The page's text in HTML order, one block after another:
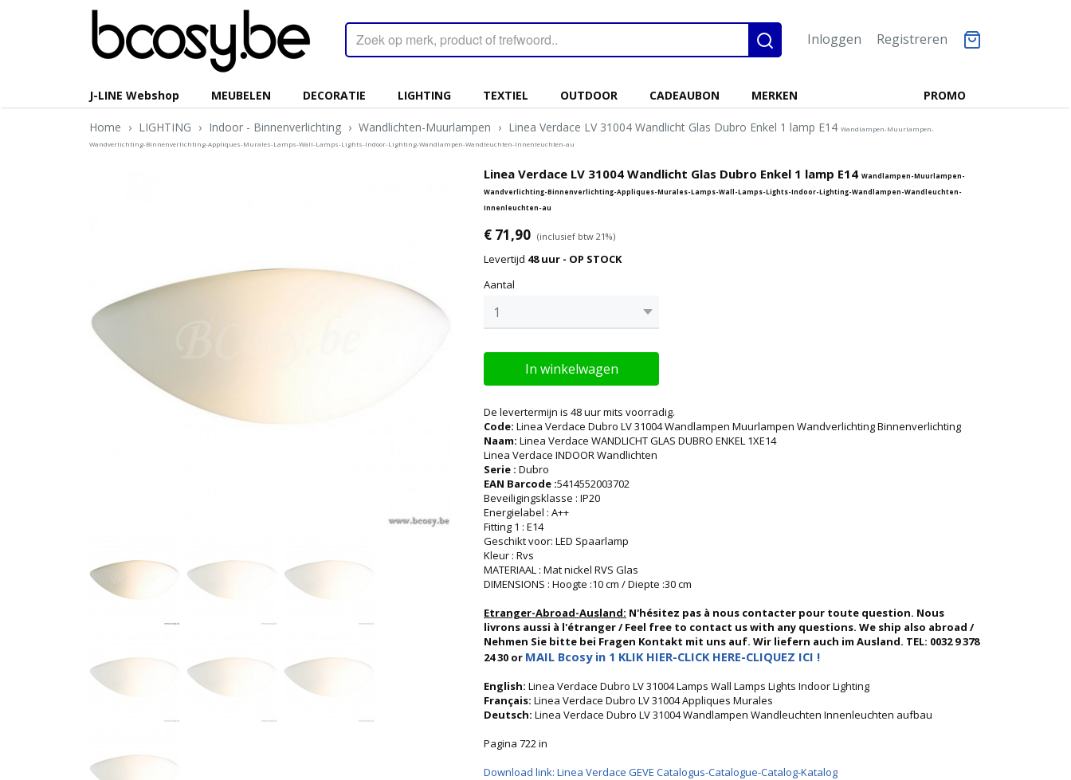
Inloggen Registreren
PROMO
J-LINE Webshop MEUBELEN DECORATIE LIGHTING TEXTIEL OUTDOOR CADEAUBON MERKEN
Home › LIGHTING › Indoor - Binnenverlichting › Wandlichten-Muurlampen › Linea Verdace LV 31004 Wandlicht Glas Dubro Enkel 1 lamp E14 Wandlampen-Muurlampen-
Wandverlichting-Binnenverlichting-Appliques-Murales-Lamps-Wall-Lamps-Lights-Indoor-Lighting-Wandlampen-Wandleuchten-Innenleuchten-au
Linea Verdace LV 31004 Wandlicht Glas Dubro Enkel 1 lamp E14 Wandlampen-Muurlampen-
Wandverlichting-Binnenverlichting-Appliques-Murales-Lamps-Wall-Lamps-Lights-Indoor-Lighting-Wandlampen-Wandleuchten-
Innenleuchten-au
€ 71,90 (inclusief btw 21%)
Levertijd 48 uur - OP STOCK
Aantal
In winkelwagen
De levertermijn is 48 uur mits voorradig.
Code: Linea Verdace Dubro LV 31004 Wandlampen Muurlampen Wandverlichting Binnenverlichting
Naam: Linea Verdace WANDLICHT GLAS DUBRO ENKEL 1XE14
Linea Verdace INDOOR Wandlichten
Serie : Dubro
EAN Barcode :5414552003702
Beveiligingsklasse : IP20
Energielabel : A++
Fitting 1 : E14
Geschikt voor: LED Spaarlamp
Kleur : Rvs
MATERIAAL : Mat nickel RVS Glas
DIMENSIONS : Hoogte :10 cm / Diepte :30 cm
Etranger-Abroad-Ausland: N'hésitez pas à nous contacter pour toute question. Nous
livrons aussi à l'étranger / Feel free to contact us with any questions. We ship also abroad /
Nehmen Sie bitte bei Fragen Kontakt mit uns auf. Wir liefern auch im Ausland. TEL: 0032 9 378
24 30 or MAIL Bcosy in 1 KLIK HIER-CLICK HERE-CLIQUEZ ICI !
English: Linea Verdace Dubro LV 31004 Lamps Wall Lamps Lights Indoor Lighting
Français: Linea Verdace Dubro LV 31004 Appliques Murales
Deutsch: Linea Verdace Dubro LV 31004 Wandlampen Wandleuchten Innenleuchten aufbau
Pagina 722 in
Download link: Linea Verdace GEVE Catalogus-Catalogue-Catalog-Katalog